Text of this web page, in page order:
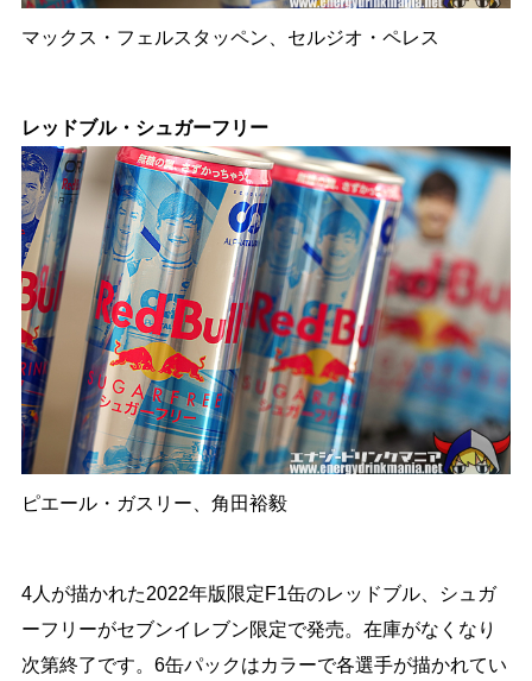
マックス・フェルスタッペン、セルジオ・ペレス
レッドブル・シュガーフリー
ピエール・ガスリー、角田裕毅
4人が描かれた2022年版限定F1缶のレッドブル、シュガ
ーフリーがセブンイレブン限定で発売。在庫がなくなり
次第終了です。6缶パックはカラーで各選手が描かれてい